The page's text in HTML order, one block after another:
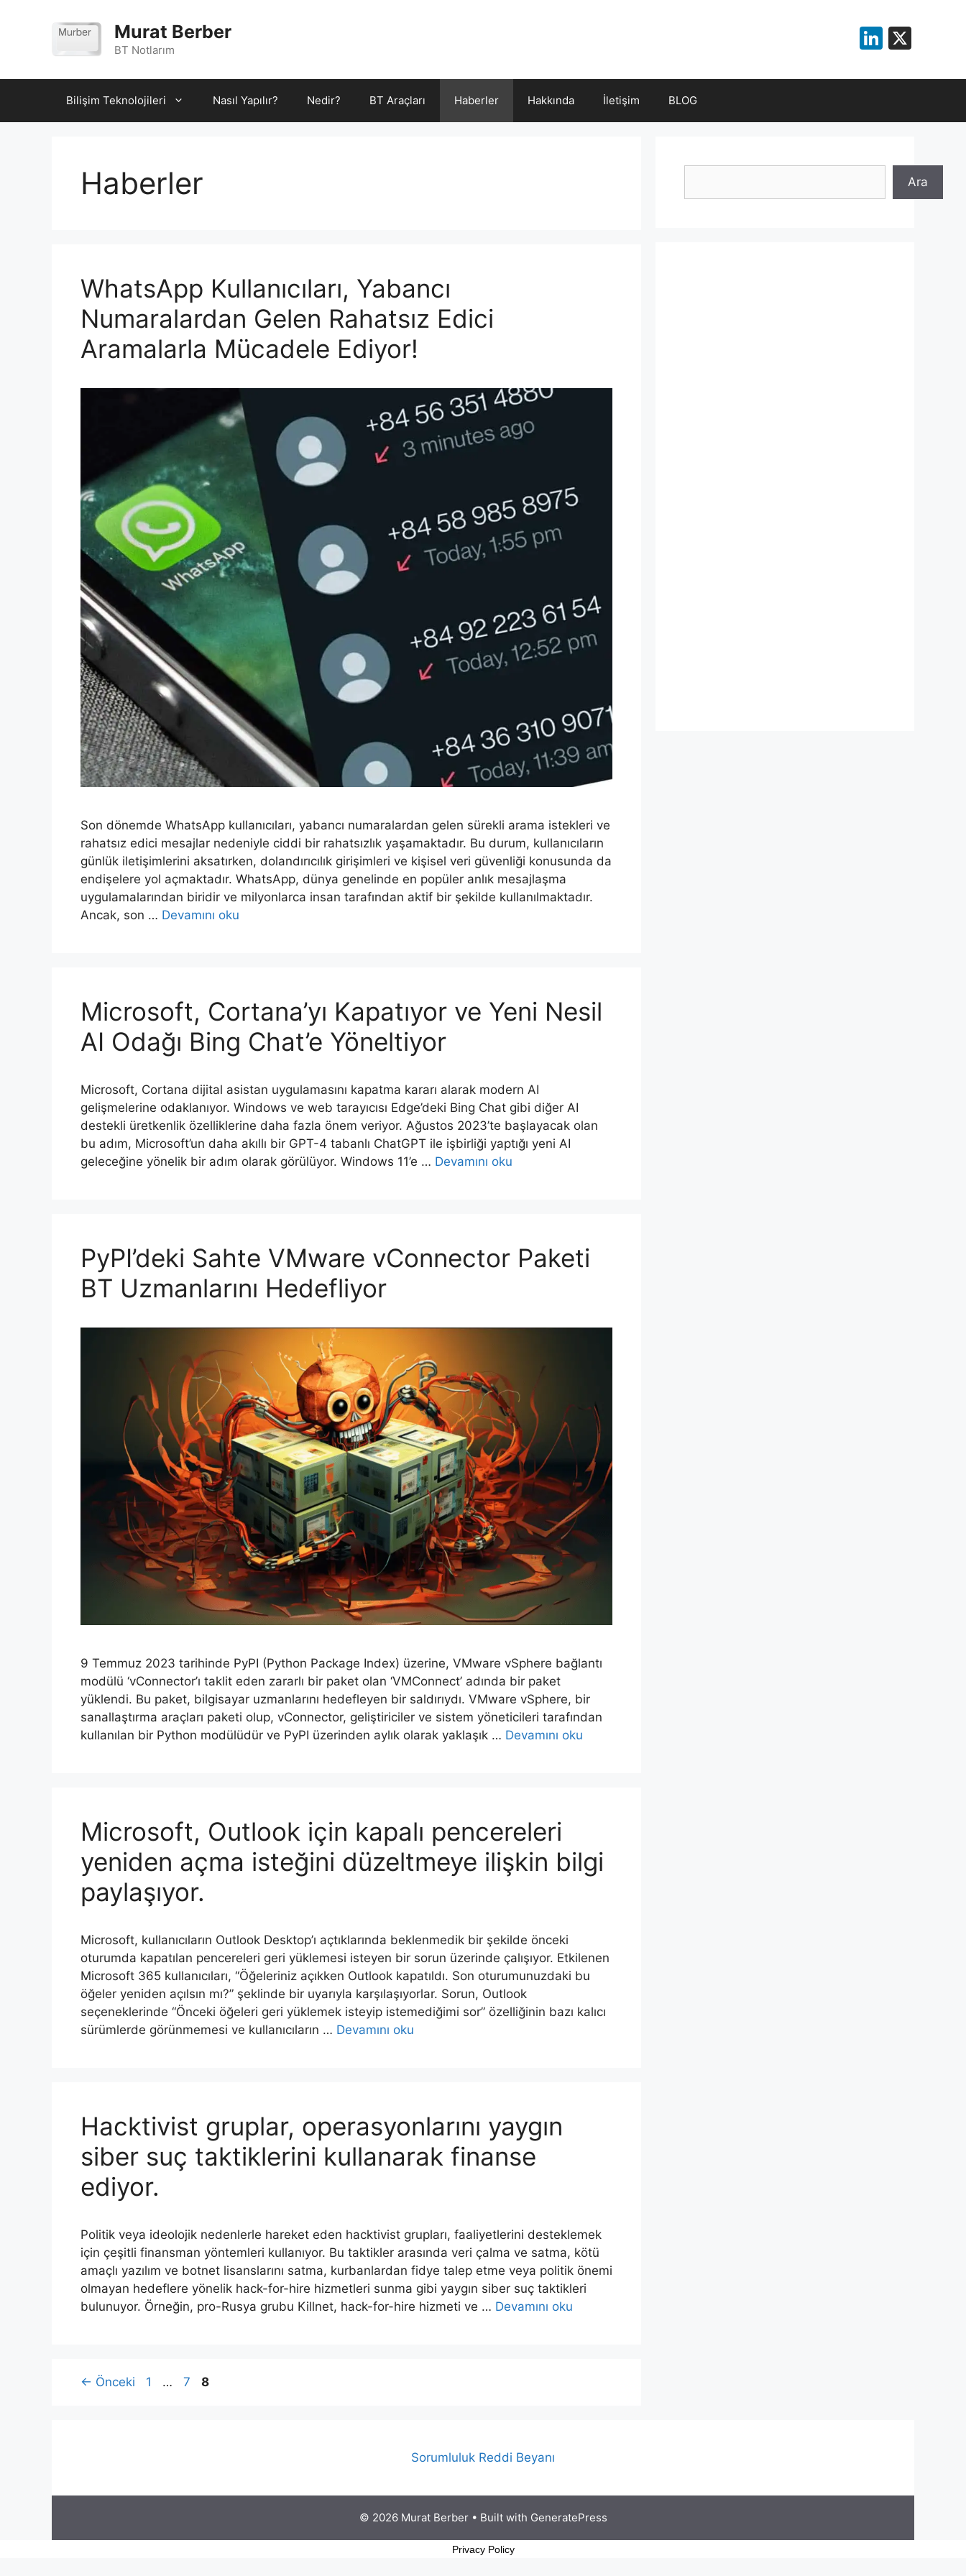
Murat Berber
BT Notlarım
Bilişim Teknolojileri Nasıl Yapılır? Nedir? BT Araçları Haberler Hakkında İletişim BLOG
Haberler
WhatsApp Kullanıcıları, Yabancı
Numaralardan Gelen Rahatsız Edici
Aramalarla Mücadele Ediyor!
Son dönemde WhatsApp kullanıcıları, yabancı numaralardan gelen sürekli arama istekleri ve
rahatsız edici mesajlar nedeniyle ciddi bir rahatsızlık yaşamaktadır. Bu durum, kullanıcıların
günlük iletişimlerini aksatırken, dolandırıcılık girişimleri ve kişisel veri güvenliği konusunda da
endişelere yol açmaktadır. WhatsApp, dünya genelinde en popüler anlık mesajlaşma
uygulamalarından biridir ve milyonlarca insan tarafından aktif bir şekilde kullanılmaktadır.
Ancak, son … Devamını oku
Microsoft, Cortana’yı Kapatıyor ve Yeni Nesil
AI Odağı Bing Chat’e Yöneltiyor
Microsoft, Cortana dijital asistan uygulamasını kapatma kararı alarak modern AI
gelişmelerine odaklanıyor. Windows ve web tarayıcısı Edge’deki Bing Chat gibi diğer AI
destekli üretkenlik özelliklerine daha fazla önem veriyor. Ağustos 2023’te başlayacak olan
bu adım, Microsoft’un daha akıllı bir GPT-4 tabanlı ChatGPT ile işbirliği yaptığı yeni AI
geleceğine yönelik bir adım olarak görülüyor. Windows 11’e … Devamını oku
PyPI’deki Sahte VMware vConnector Paketi
BT Uzmanlarını Hedefliyor
9 Temmuz 2023 tarihinde PyPI (Python Package Index) üzerine, VMware vSphere bağlantı
modülü ‘vConnector’ı taklit eden zararlı bir paket olan ‘VMConnect’ adında bir paket
yüklendi. Bu paket, bilgisayar uzmanlarını hedefleyen bir saldırıydı. VMware vSphere, bir
sanallaştırma araçları paketi olup, vConnector, geliştiriciler ve sistem yöneticileri tarafından
kullanılan bir Python modülüdür ve PyPI üzerinden aylık olarak yaklaşık … Devamını oku
Microsoft, Outlook için kapalı pencereleri
yeniden açma isteğini düzeltmeye ilişkin bilgi
paylaşıyor.
Microsoft, kullanıcıların Outlook Desktop’ı açtıklarında beklenmedik bir şekilde önceki
oturumda kapatılan pencereleri geri yüklemesi isteyen bir sorun üzerinde çalışıyor. Etkilenen
Microsoft 365 kullanıcıları, “Öğeleriniz açıkken Outlook kapatıldı. Son oturumunuzdaki bu
öğeler yeniden açılsın mı?” şeklinde bir uyarıyla karşılaşıyorlar. Sorun, Outlook
seçeneklerinde “Önceki öğeleri geri yüklemek isteyip istemediğimi sor” özelliğinin bazı kalıcı
sürümlerde görünmemesi ve kullanıcıların … Devamını oku
Hacktivist gruplar, operasyonlarını yaygın
siber suç taktiklerini kullanarak finanse
ediyor.
Politik veya ideolojik nedenlerle hareket eden hacktivist grupları, faaliyetlerini desteklemek
için çeşitli finansman yöntemleri kullanıyor. Bu taktikler arasında veri çalma ve satma, kötü
amaçlı yazılım ve botnet lisanslarını satma, kurbanlardan fidye talep etme veya politik önemi
olmayan hedeflere yönelik hack-for-hire hizmetleri sunma gibi yaygın siber suç taktikleri
bulunuyor. Örneğin, pro-Rusya grubu Killnet, hack-for-hire hizmeti ve … Devamını oku
← Önceki Sayfa
1 … Sayfa
7 Sayfa
8
Ara
Sorumluluk Reddi Beyanı
© 2026 Murat Berber• Built with GeneratePress
Privacy Policy